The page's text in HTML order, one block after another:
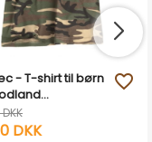
- T-shirt til børn
DKK
favorite_outline